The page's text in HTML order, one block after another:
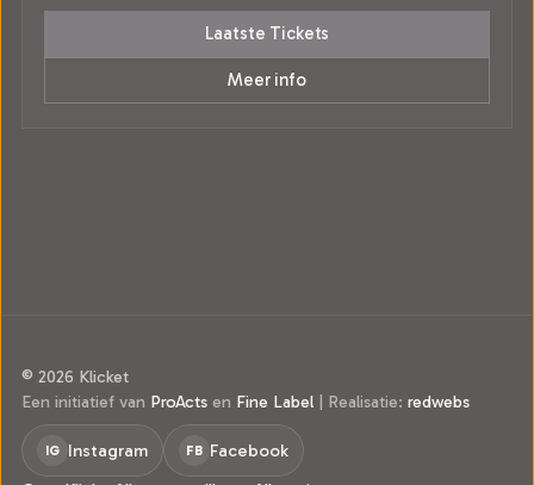
Laatste Tickets
Meer info
© 2026 Klicket
Een initiatief van ProActs en Fine Label | Realisatie: redwebs
IG Instagram FB Facebook